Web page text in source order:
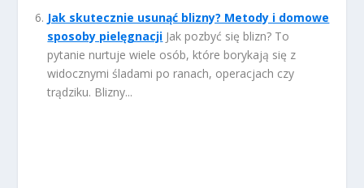
Jak skutecznie usunąć blizny? Metody i domowe
sposoby pielęgnacji Jak pozbyć się blizn? To
pytanie nurtuje wiele osób, które borykają się z
widocznymi śladami po ranach, operacjach czy
trądziku. Blizny...